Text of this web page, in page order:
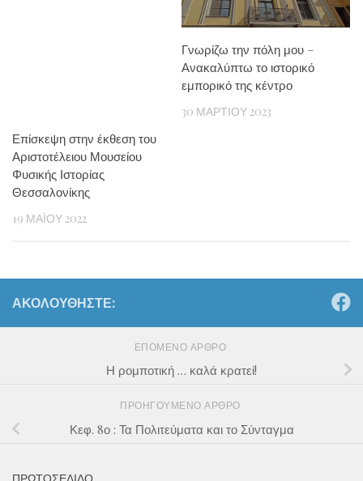
Επίσκεψη στην έκθεση του
Αριστοτέλειου Μουσείου
Φυσικής Ιστορίας
Θεσσαλονίκης
19 ΜΑΪ́ΟΥ 2022
Γνωρίζω την πόλη μου –
Ανακαλύπτω το ιστορικό
εμπορικό της κέντρο
30 ΜΑΡΤΊΟΥ 2023
ΑΚΟΛΟΥΘΉΣΤΕ:
ΕΠΌΜΕΝΟ ΆΡΘΡΟ
Η ρομποτική … καλά κρατεί!
ΠΡΟΗΓΟΎΜΕΝΟ ΆΡΘΡΟ
Κεφ. 8ο : Τα Πολιτεύματα και το Σύνταγμα